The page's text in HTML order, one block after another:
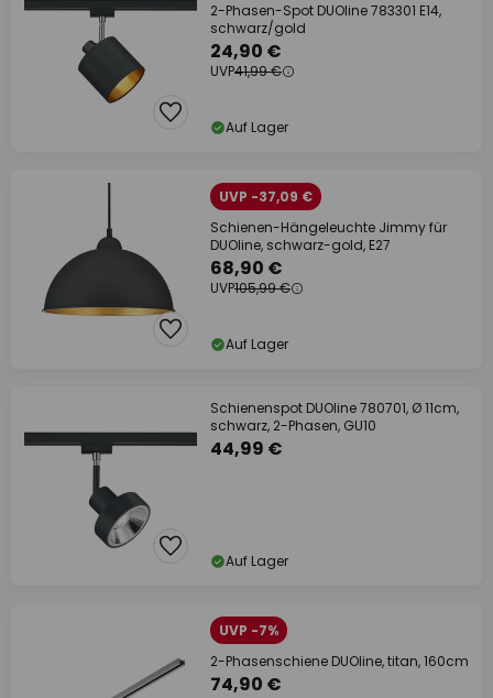
2-Phasen-Spot DUOline 783301 E14,
schwarz/gold
24,90 €
UVP41,99 €
Auf Lager
UVP -37,09 €
Schienen-Hängeleuchte Jimmy für
DUOline, schwarz-gold, E27
68,90 €
UVP105,99 €
Auf Lager
Schienenspot DUOline 780701, Ø 11cm,
schwarz, 2-Phasen, GU10
44,99 €
Auf Lager
UVP -7%
2-Phasenschiene DUOline, titan, 160cm
74,90 €